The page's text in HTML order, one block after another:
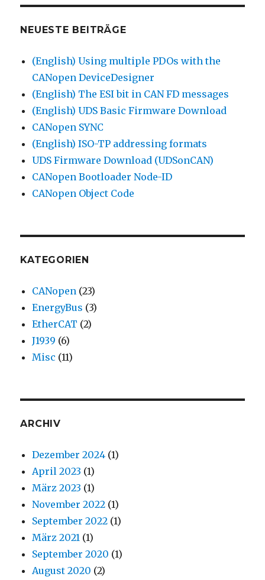
NEUESTE BEITRÄGE
(English) Using multiple PDOs with the
CANopen DeviceDesigner
(English) The ESI bit in CAN FD messages
(English) UDS Basic Firmware Download
CANopen SYNC
(English) ISO-TP addressing formats
UDS Firmware Download (UDSonCAN)
CANopen Bootloader Node-ID
CANopen Object Code
KATEGORIEN
CANopen (23)
EnergyBus (3)
EtherCAT (2)
J1939 (6)
Misc (11)
ARCHIV
Dezember 2024 (1)
April 2023 (1)
März 2023 (1)
November 2022 (1)
September 2022 (1)
März 2021 (1)
September 2020 (1)
August 2020 (2)